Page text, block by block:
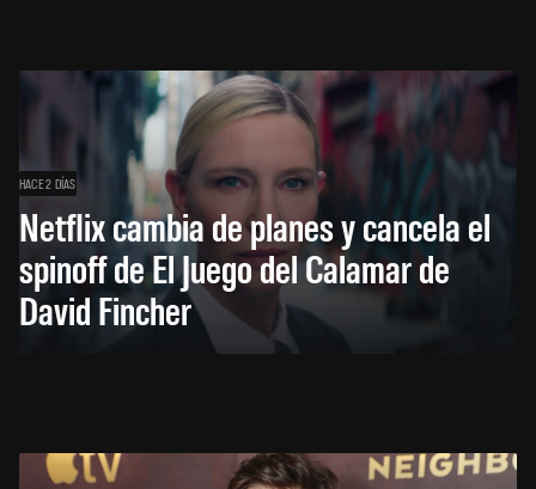
HACE 2 DÍAS
Netflix cambia de planes y cancela el
spinoff de El Juego del Calamar de
David Fincher